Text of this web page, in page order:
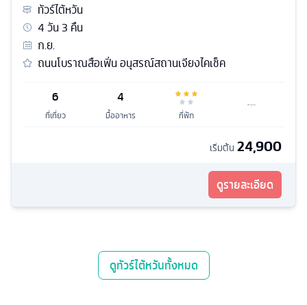
ทัวร์ไต้หวัน
4วัน3 คืน
ก.ย.
ถนนโบราณสือเฟิ่น อนุสรณ์สถานเจียงไคเช็ค
6
ที่เที่ยว
4
มื้ออาหาร ที่พัก
เริ่มต้น 24,900
ดูรายละเอียด
ดูทัวร์ไต้หวันทั้งหมด